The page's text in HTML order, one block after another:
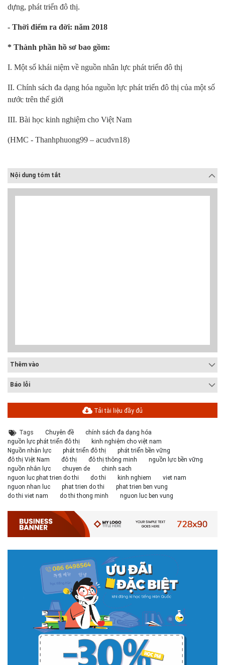
dựng, phát triển đô thị.
- Thời điểm ra đời: năm 2018
* Thành phần hồ sơ bao gồm:
I. Một số khái niệm về nguồn nhân lực phát triển đô thị
II. Chính sách đa dạng hóa nguồn lực phát triển đô thị của một số
nước trên thế giới
III. Bài học kinh nghiệm cho Việt Nam
(HMC - Thanhphuong99 – acudvn18)
Nội dung tóm tắt
Thêm vào
Báo lỗi
Tải tài liệu đầy đủ
Tags Chuyên đề
chính sách đa dạng hóa
nguồn lực phát triển đô thị
kinh nghiệm cho việt nam
Nguồn nhân lực
phát triển đô thị
phát triển bền vững
đô thị Việt Nam
đô thị đô thị thông minh
nguồn lực bền vững
nguồn nhân lực
chuyen de
chinh sach
nguon luc phat trien do thi
do thi kinh nghiem
viet nam
nguon nhan luc
phat trien do thi
phat trien ben vung
do thi viet nam
do thi thong minh nguon luc ben vung
# 05.04.2025 | 17:16
Tuyển sinh 2025, Khoa kỹ thuật hạ tầng và môi trường đô thị
- Đại học Kiến trúc...
Thông tin tuyển sinh đại học 2025 Khoa kỹ thuật hạ tầng và môi trường
đô thị - Đại học Kiến trúc Hà Nội Tuyển sinh đại học với 280 chỉ tiêu, thời
gian đào tạo 4,5 năm
# 05.04.2020 | 20:30
GIAO LƯU TRỰC TUYẾN - TƯ VẤN TUYỂN SINH ĐẠI HỌC